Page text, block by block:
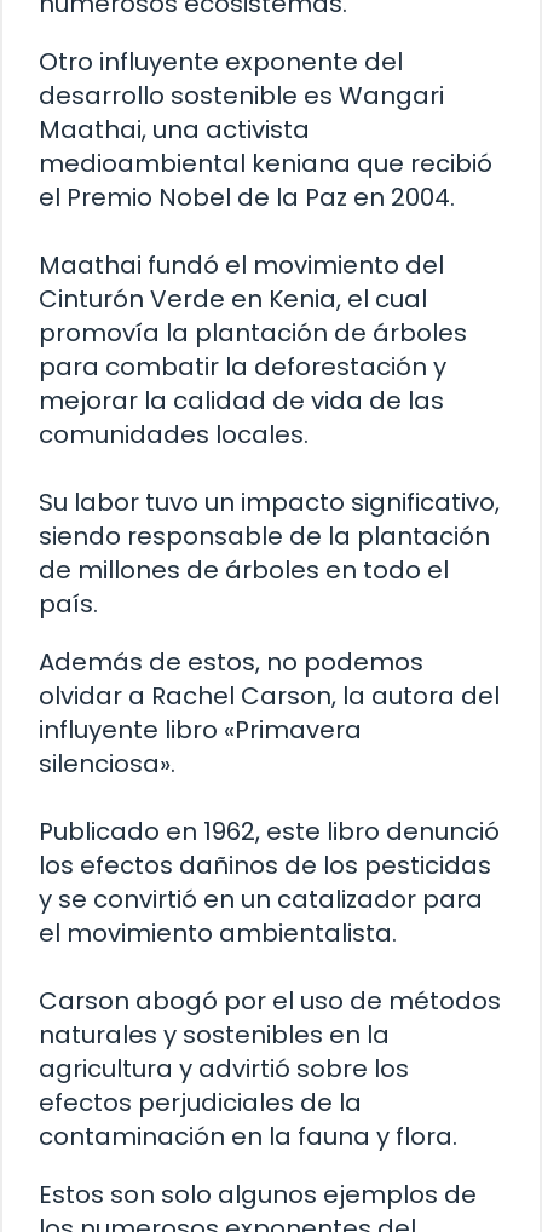
Otro influyente exponente del
desarrollo sostenible es Wangari
Maathai, una activista
medioambiental keniana que recibió
el Premio Nobel de la Paz en 2004.
Maathai fundó el movimiento del
Cinturón Verde en Kenia, el cual
promovía la plantación de árboles
para combatir la deforestación y
mejorar la calidad de vida de las
comunidades locales.
Su labor tuvo un impacto significativo,
siendo responsable de la plantación
de millones de árboles en todo el
país.
Además de estos, no podemos
olvidar a Rachel Carson, la autora del
influyente libro «Primavera
silenciosa».
Publicado en 1962, este libro denunció
los efectos dañinos de los pesticidas
y se convirtió en un catalizador para
el movimiento ambientalista.
Carson abogó por el uso de métodos
naturales y sostenibles en la
agricultura y advirtió sobre los
efectos perjudiciales de la
contaminación en la fauna y flora.
Estos son solo algunos ejemplos de